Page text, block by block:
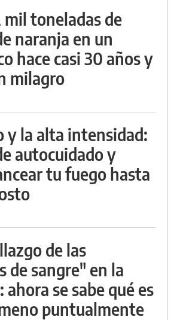
mil toneladas de
naranja en un
hace casi 30 años y
milagro
y la alta intensidad:
autocuidado y
tu fuego hasta
de las
de sangre" en la
se sabe qué es
puntualmente